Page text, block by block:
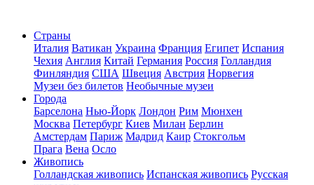
Страны
Италия Ватикан Украина Франция Египет Испания
Чехия Англия Китай Германия Россия Голландия
Финляндия США Швеция Австрия Норвегия
Музеи без билетов Необычные музеи
Города
Барселона Нью-Йорк Лондон Рим Мюнхен
Москва Петербург Киев Милан Берлин
Амстердам Париж Мадрид Каир Стокгольм
Прага Вена Осло
Живопись
Голландская живопись Испанская живопись Русская